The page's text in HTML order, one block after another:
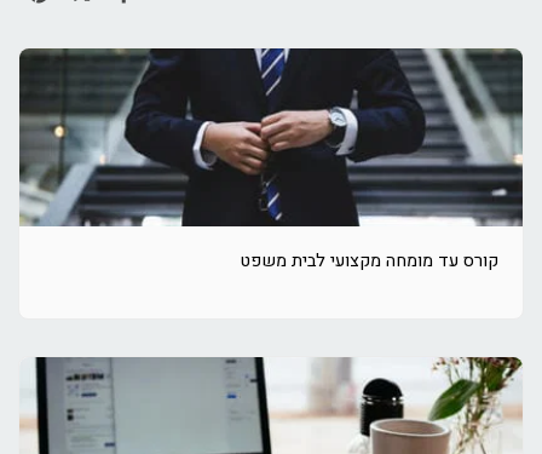
קורס עד מומחה מקצועי לבית משפט